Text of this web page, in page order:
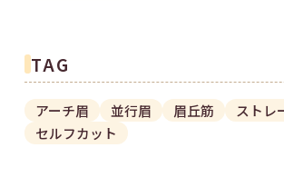
TAG
アーチ眉 並行眉 眉丘筋
ストレ
セルフカット